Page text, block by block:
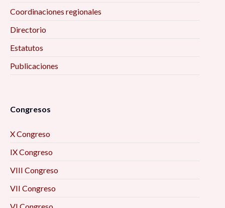
Coordinaciones regionales
Directorio
Estatutos
Publicaciones
Congresos
X Congreso
IX Congreso
VIII Congreso
VII Congreso